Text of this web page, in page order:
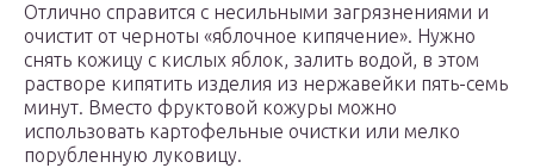
Отлично справится с несильными загрязнениями и
очистит от черноты «яблочное кипячение». Нужно
снять кожицу с кислых яблок, залить водой, в этом
растворе кипятить изделия из нержавейки пять-семь
минут. Вместо фруктовой кожуры можно
использовать картофельные очистки или мелко
порубленную луковицу.